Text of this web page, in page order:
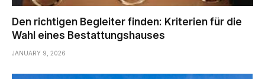
Den richtigen Begleiter finden: Kriterien für die
Wahl eines Bestattungshauses
JANUARY 9, 2026